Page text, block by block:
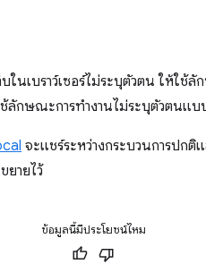
นเบราว์เซอร์ไม่ระบุตัวตน ให้ใช้
ช้ลักษณะการทำงานไม่ระบุตัวตนแบ
จะแชร์ระหว่างกระบวนการปกติ
ยายไว้
ข้อมูลนี้มีประโยชน์ไหม